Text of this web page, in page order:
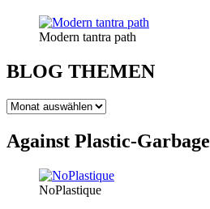
Modern tantra path
BLOG THEMEN
BLOG
Against Plastic-Garbage
NoPlastique